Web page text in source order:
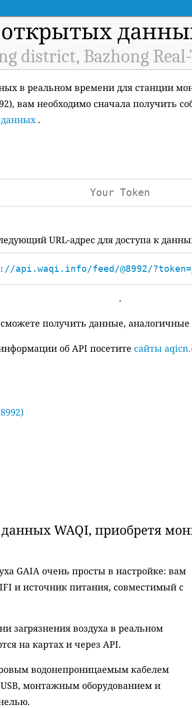
district, Bazhong
в реальном времени для станции
вам необходимо сначала получить
.
URL-адрес для доступа к
api.waqi.info/feed/@8992/
.
получить данные,
об API посетите сайты
WAQI, приобретя
GAIA очень просты в настройке: вам
и источник питания, совместимый с
загрязнения воздуха в реальном
на картах и через API.
водонепроницаемым кабелем
монтажным оборудованием и